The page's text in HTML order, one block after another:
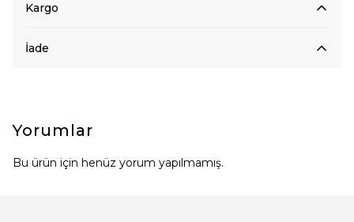
Kargo
İade
Yorumlar
Bu ürün için henüz yorum yapılmamış.